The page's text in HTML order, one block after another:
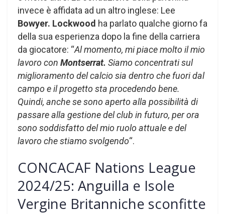
invece è affidata ad un altro inglese: Lee
Bowyer. Lockwood ha parlato qualche giorno fa
della sua esperienza dopo la fine della carriera
da giocatore: “Al momento, mi piace molto il mio
lavoro con Montserrat. Siamo concentrati sul
miglioramento del calcio sia dentro che fuori dal
campo e il progetto sta procedendo bene.
Quindi, anche se sono aperto alla possibilità di
passare alla gestione del club in futuro, per ora
sono soddisfatto del mio ruolo attuale e del
lavoro che stiamo svolgendo“.
CONCACAF Nations League
2024/25: Anguilla e Isole
Vergine Britanniche sconfitte